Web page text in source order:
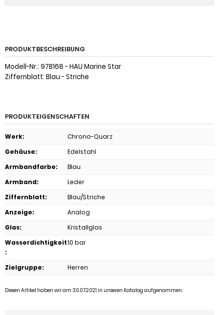
PRODUKTBESCHREIBUNG
Modell-Nr.: 97B168 - HAU Marine Star
Ziffernblatt: Blau - Striche
PRODUKTEIGENSCHAFTEN
Werk:
Chrono-Quarz
Gehäuse:
Edelstahl
Armbandfarbe:
Blau
Armband:
Leder
Ziffernblatt:
Blau/Striche
Anzeige:
Analog
Glas:
Kristallglas
Wasserdichtigkeit
:
10 bar
Zielgruppe: Herren
Diesen Artikel haben wir am 30.07.2021 in unseren Katalog aufgenommen.